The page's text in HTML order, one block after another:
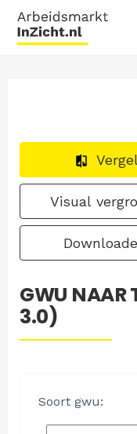
Visual
GWU NAAR
3.0)